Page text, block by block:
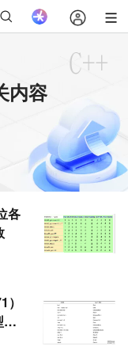
内容
各